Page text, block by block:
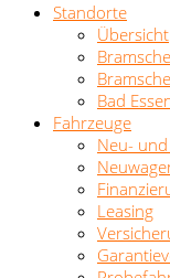
Standorte
Übersicht
Bramsche
Bad
Fahrzeuge
Neu-
Leasing